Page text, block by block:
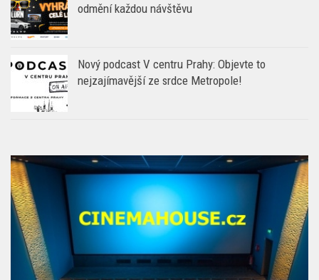
odmění každou návštěvu
Nový podcast V centru Prahy: Objevte to
nejzajímavější ze srdce Metropole!